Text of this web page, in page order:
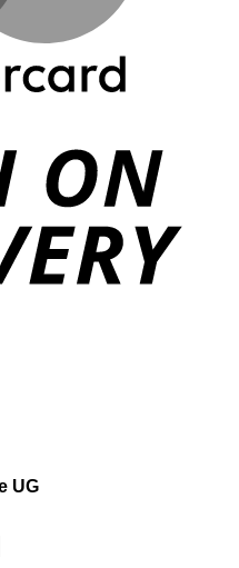
UG